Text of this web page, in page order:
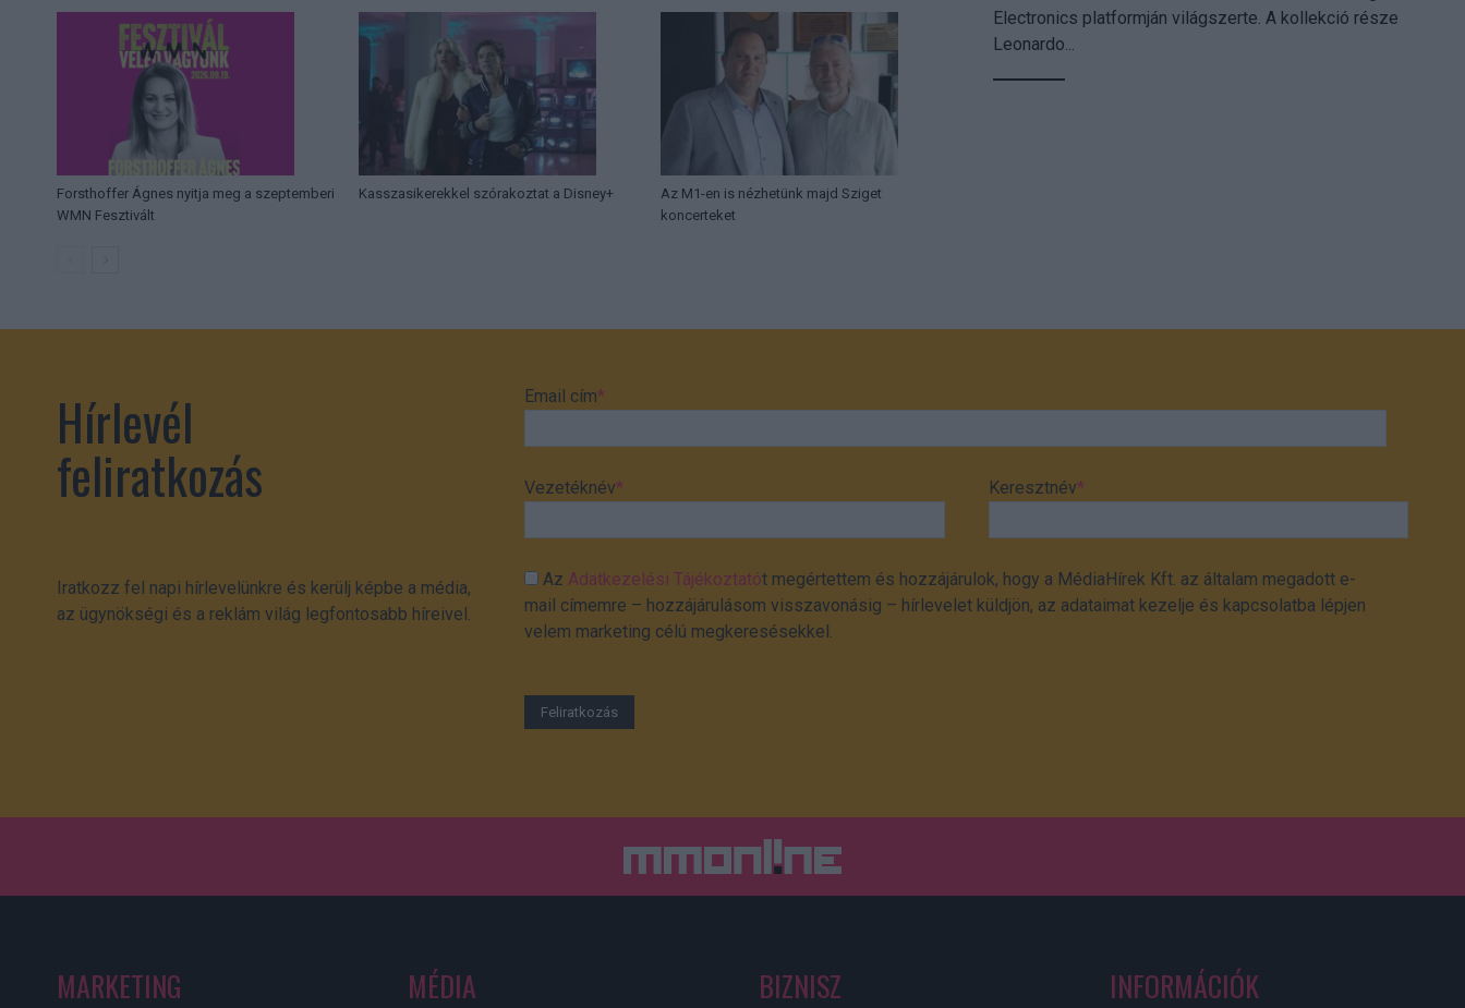
Forsthoffer Ágnes nyitja meg a szeptemberi
WMN Fesztivált
Kasszasikerekkel szórakoztat a Disney+
Az M1-en is nézhetünk majd Sziget
koncerteket
Electronics platformján világszerte. A kollekció része
Leonardo...
Hírlevél
feliratkozás
Iratkozz fel napi hírlevelünkre és kerülj képbe a média,
az ügynökségi és a reklám világ legfontosabb híreivel.
Email cím*
Vezetéknév* Keresztnév*
Az Adatkezelési Tájékoztatót megértettem és hozzájárulok, hogy a MédiaHírek Kft. az általam megadott e-
mail címemre – hozzájárulásom visszavonásig – hírlevelet küldjön, az adataimat kezelje és kapcsolatba lépjen
velem marketing célú megkeresésekkel.
MARKETING MÉDIA BIZNISZ INFORMÁCIÓK